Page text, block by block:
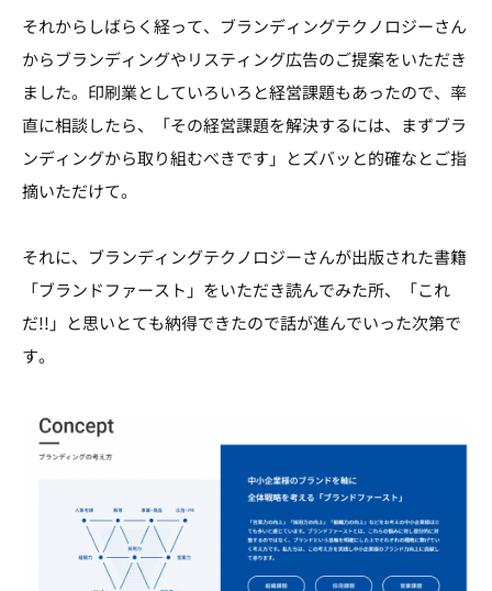
それからしばらく経って、ブランディングテクノロジーさん
からブランディングやリスティング広告のご提案をいただき
ました。印刷業としていろいろと経営課題もあったので、率
直に相談したら、「その経営課題を解決するには、まずブラ
ンディングから取り組むべきです」とズバッと的確なとご指
摘いただけて。
それに、ブランディングテクノロジーさんが出版された書籍
「ブランドファースト」をいただき読んでみた所、「これ
だ!!」と思いとても納得できたので話が進んでいった次第で
す。